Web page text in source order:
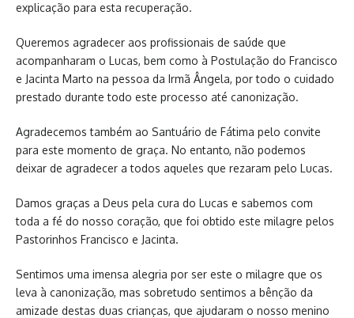
explicação para esta recuperação.
Queremos agradecer aos profissionais de saúde que
acompanharam o Lucas, bem como à Postulação do Francisco
e Jacinta Marto na pessoa da Irmã Ângela, por todo o cuidado
prestado durante todo este processo até canonização.
Agradecemos também ao Santuário de Fátima pelo convite
para este momento de graça. No entanto, não podemos
deixar de agradecer a todos aqueles que rezaram pelo Lucas.
Damos graças a Deus pela cura do Lucas e sabemos com
toda a fé do nosso coração, que foi obtido este milagre pelos
Pastorinhos Francisco e Jacinta.
Sentimos uma imensa alegria por ser este o milagre que os
leva à canonização, mas sobretudo sentimos a bênção da
amizade destas duas crianças, que ajudaram o nosso menino